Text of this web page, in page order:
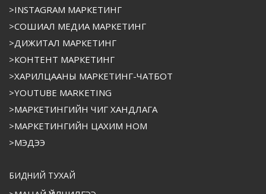
>INSTAGRAM МАРКЕТИНГ
>СОШИАЛ МЕДИА МАРКЕТИНГ
>ДИЖИТАЛ МАРКЕТИНГ
>КОНТЕНТ МАРКЕТИНГ
>ХАРИЛЦААНЫ МАРКЕТИНГ-ЧАТБОТ
>YOUTUBE MARKETING
>МАРКЕТИНГИЙН ЧИГ ХАНДЛАГА
>МАРКЕТИНГИЙН ЦАХИМ НОМ
>МЭДЭЭ
БИДНИЙ ТУХАЙ